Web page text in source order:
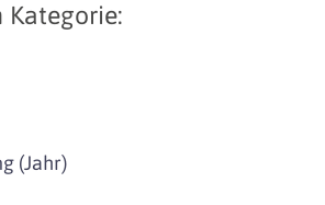
Kategorie:
(Jahr)